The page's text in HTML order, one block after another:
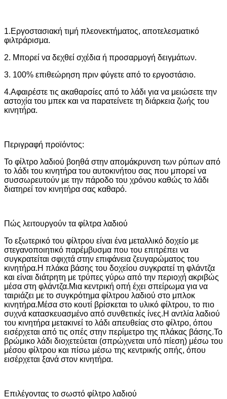
1.Εργοστασιακή τιμή πλεονεκτήματος, αποτελεσματικό
φιλτράρισμα.
2. Μπορεί να δεχθεί σχέδια ή προσαρμογή δειγμάτων.
3. 100% επιθεώρηση πριν φύγετε από το εργοστάσιο.
4.Αφαιρέστε τις ακαθαρσίες από το λάδι για να μειώσετε την
αστοχία του μπεκ και να παρατείνετε τη διάρκεια ζωής του
κινητήρα.
Περιγραφή προϊόντος:
Το φίλτρο λαδιού βοηθά στην απομάκρυνση των ρύπων από
το λάδι του κινητήρα του αυτοκινήτου σας που μπορεί να
συσσωρευτούν με την πάροδο του χρόνου καθώς το λάδι
διατηρεί τον κινητήρα σας καθαρό.
Πώς λειτουργούν τα φίλτρα λαδιού
Το εξωτερικό του φίλτρου είναι ένα μεταλλικό δοχείο με
στεγανοποιητικό παρέμβυσμα που του επιτρέπει να
συγκρατείται σφιχτά στην επιφάνεια ζευγαρώματος του
κινητήρα.Η πλάκα βάσης του δοχείου συγκρατεί τη φλάντζα
και είναι διάτρητη με τρύπες γύρω από την περιοχή ακριβώς
μέσα στη φλάντζα.Μια κεντρική οπή έχει σπείρωμα για να
ταιριάζει με το συγκρότημα φίλτρου λαδιού στο μπλοκ
κινητήρα.Μέσα στο κουτί βρίσκεται το υλικό φίλτρου, το πιο
συχνά κατασκευασμένο από συνθετικές ίνες.Η αντλία λαδιού
του κινητήρα μετακινεί το λάδι απευθείας στο φίλτρο, όπου
εισέρχεται από τις οπές στην περίμετρο της πλάκας βάσης.Το
βρώμικο λάδι διοχετεύεται (σπρώχνεται υπό πίεση) μέσω του
μέσου φίλτρου και πίσω μέσω της κεντρικής οπής, όπου
εισέρχεται ξανά στον κινητήρα.
Επιλέγοντας το σωστό φίλτρο λαδιού